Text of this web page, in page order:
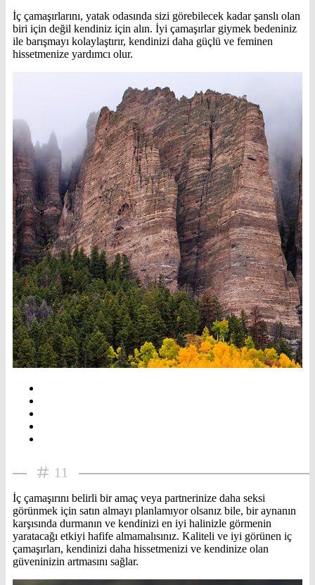
İç çamaşırlarını, yatak odasında sizi görebilecek kadar şanslı olan
biri için değil kendiniz için alın. İyi çamaşırlar giymek bedeniniz
ile barışmayı kolaylaştırır, kendinizi daha güçlü ve feminen
hissetmenize yardımcı olur.
11
İç çamaşırını belirli bir amaç veya partnerinize daha seksi
görünmek için satın almayı planlamıyor olsanız bile, bir aynanın
karşısında durmanın ve kendinizi en iyi halinizle görmenin
yaratacağı etkiyi hafife almamalısınız. Kaliteli ve iyi görünen iç
çamaşırları, kendinizi daha hissetmenizi ve kendinize olan
güveninizin artmasını sağlar.